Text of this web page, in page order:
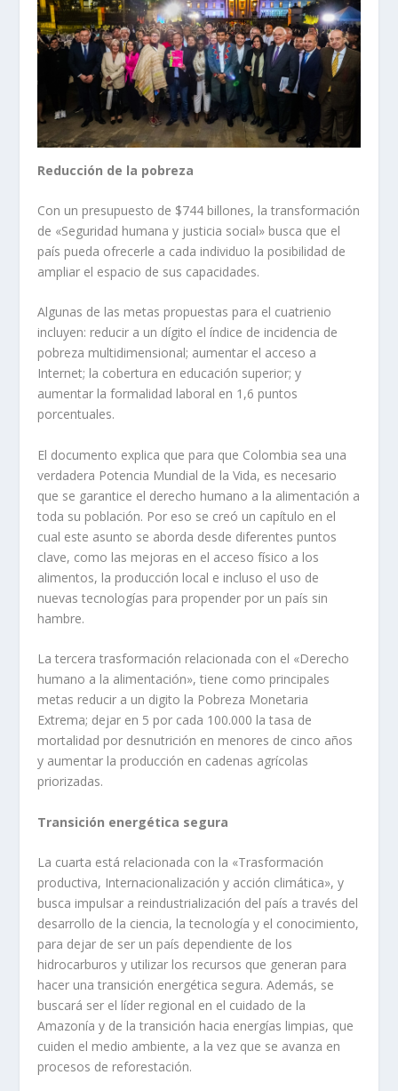
Reducción de la pobreza
Con un presupuesto de $744 billones, la transformación
de «Seguridad humana y justicia social» busca que el
país pueda ofrecerle a cada individuo la posibilidad de
ampliar el espacio de sus capacidades.
Algunas de las metas propuestas para el cuatrienio
incluyen: reducir a un dígito el índice de incidencia de
pobreza multidimensional; aumentar el acceso a
Internet; la cobertura en educación superior; y
aumentar la formalidad laboral en 1,6 puntos
porcentuales.
El documento explica que para que Colombia sea una
verdadera Potencia Mundial de la Vida, es necesario
que se garantice el derecho humano a la alimentación a
toda su población. Por eso se creó un capítulo en el
cual este asunto se aborda desde diferentes puntos
clave, como las mejoras en el acceso físico a los
alimentos, la producción local e incluso el uso de
nuevas tecnologías para propender por un país sin
hambre.
La tercera trasformación relacionada con el «Derecho
humano a la alimentación», tiene como principales
metas reducir a un digito la Pobreza Monetaria
Extrema; dejar en 5 por cada 100.000 la tasa de
mortalidad por desnutrición en menores de cinco años
y aumentar la producción en cadenas agrícolas
priorizadas.
Transición energética segura
La cuarta está relacionada con la «Trasformación
productiva, Internacionalización y acción climática», y
busca impulsar a reindustrialización del país a través del
desarrollo de la ciencia, la tecnología y el conocimiento,
para dejar de ser un país dependiente de los
hidrocarburos y utilizar los recursos que generan para
hacer una transición energética segura. Además, se
buscará ser el líder regional en el cuidado de la
Amazonía y de la transición hacia energías limpias, que
cuiden el medio ambiente, a la vez que se avanza en
procesos de reforestación.